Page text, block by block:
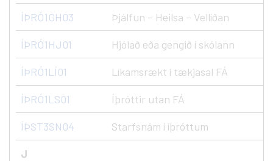
ÍÞRÓ1GH03 Þjálfun – Heilsa – Vellíðan
ÍÞRÓ1HJ01 Hjólað eða gengið í skólann
ÍÞRÓ1LÍ01 Líkamsrækt í tækjasal FÁ
ÍÞRÓ1LS01 Íþróttir utan FÁ
ÍÞST3SN04 Starfsnám í íþróttum
J